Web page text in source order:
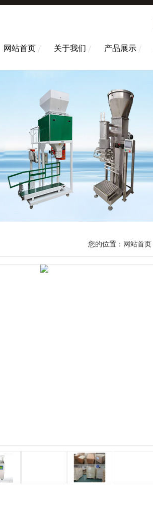
网站首页 关于我们 产品展示
您的位置： 网站首页